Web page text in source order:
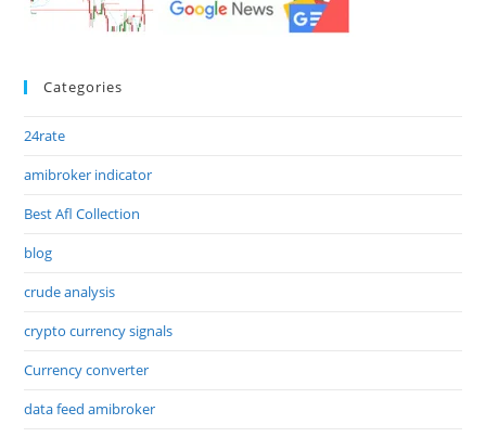
Categories
24rate
amibroker indicator
Best Afl Collection
blog
crude analysis
crypto currency signals
Currency converter
data feed amibroker